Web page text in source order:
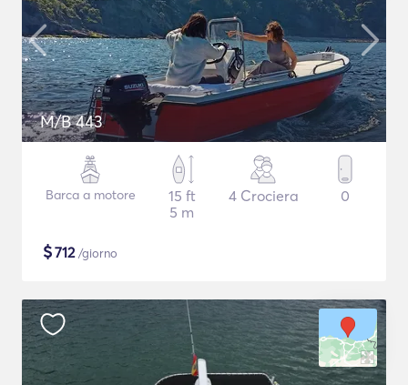
M/B 443
Barca a motore
15 ft
5 m
4 Crociera 0
$712/giorno